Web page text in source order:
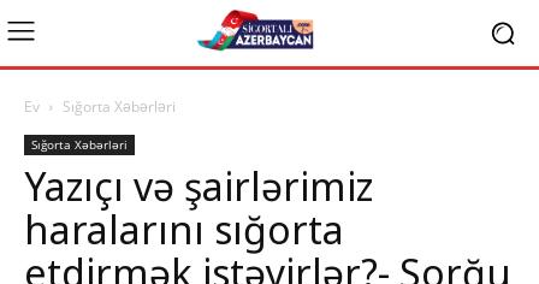
Ev Sığorta Xəbərləri
Sığorta Xəbərləri
Yazıçı və şairlərimiz
haralarını sığorta
etdirmək istəyirlər?- Sorğu